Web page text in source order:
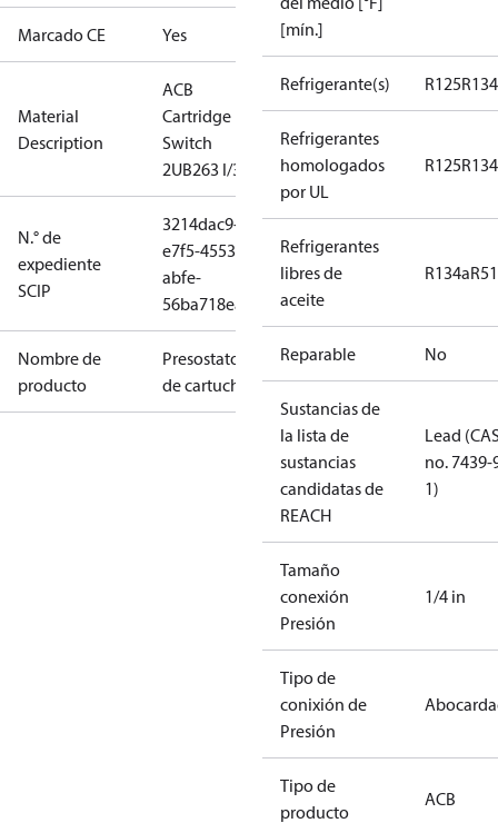
Marcado CE Yes
Material
Description
ACB
Cartridge
Switch
2UB263 I/300
N.° de
expediente
SCIP
3214dac9-
e7f5-4553-
abfe-
56ba718eab3c
Nombre de
producto
Presostato
de cartucho
[mín.]
Refrigerante(s) R125
Refrigerantes
homologados
por UL
R125
Refrigerantes
libres de
aceite
R134a
Reparable No
Sustancias de
la lista de
sustancias
candidatas de
REACH
Lead
no. 7439-
1)
Tamaño
conexión
Presión
1/4 in
Tipo de
conixión de
Presión
Tipo de
producto
ACB